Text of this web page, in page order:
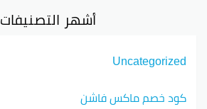
أشهر التصنيفات
Uncategorized
كود خصم ماكس فاشن